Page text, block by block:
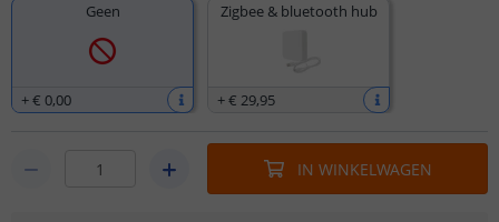
Geen
+€ 0,00
Zigbee & bluetooth hub
+€ 29,95
IN WINKELWAGEN